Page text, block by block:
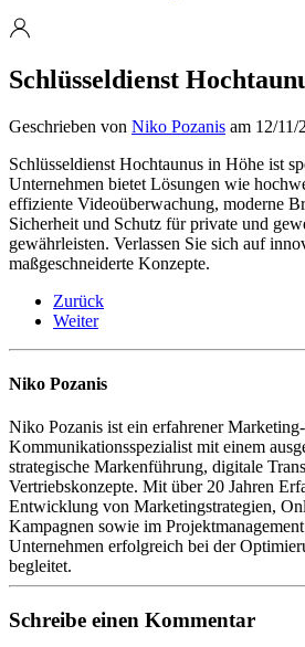
Schlüsseldienst
Geschrieben von Niko Pozanis am 12/11/
Schlüsseldienst Hochtaunus in Höhe ist
Unternehmen bietet Lösungen wie
effiziente Videoüberwachung, moderne
Sicherheit und Schutz für private und
gewährleisten. Verlassen Sie sich auf
maßgeschneiderte Konzepte.
Zurück
Weiter
Niko Pozanis
Niko Pozanis ist ein erfahrener
Kommunikationsspezialist mit einem
strategische Markenführung, digitale
Vertriebskonzepte. Mit über 20 Jahren
Entwicklung von Marketingstrategien,
Kampagnen sowie im
Unternehmen erfolgreich bei der
begleitet.
Schreibe einen Kommentar